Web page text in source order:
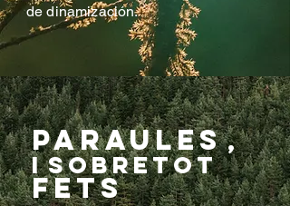
de dinamización.
Paraules,
isobretot
fets